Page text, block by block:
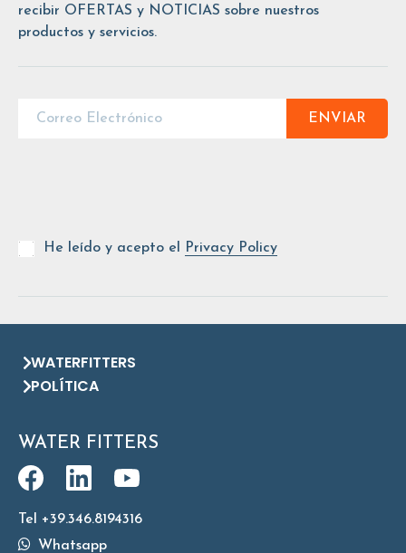
recibir OFERTAS y NOTICIAS sobre nuestros
productos y servicios.
ENVIAR
He leído y acepto el Privacy Policy
WATERFITTERS
POLÍTICA
WATER FITTERS
Tel +39.346.8194316
Whatsapp